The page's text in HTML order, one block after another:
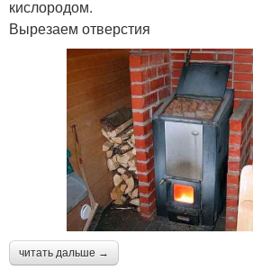
кислородом.
Вырезаем отверстия
читать дальше →